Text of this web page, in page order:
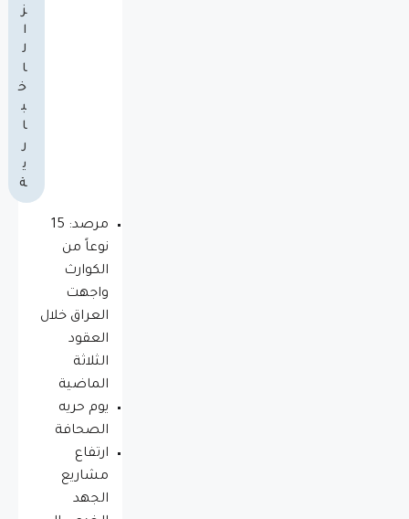
ز
ا
ل
ا
خ
ب
ا
ر
ي
ة
مرصد: 15
نوعاً من
الكوارث
واجهت
العراق خلال
العقود
الثلاثة
الماضية
يوم حريه
الصحافة
ارتفاع
مشاريع
الجهد